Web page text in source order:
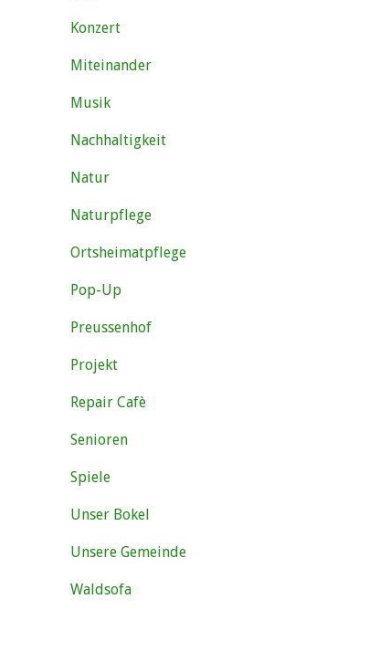
Konzert
Miteinander
Musik
Nachhaltigkeit
Natur
Naturpflege
Ortsheimatpflege
Pop-Up
Preussenhof
Projekt
Repair Cafè
Senioren
Spiele
Unser Bokel
Unsere Gemeinde
Waldsofa